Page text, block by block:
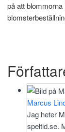
på att
Marcus
Jag heter
speltid.se.